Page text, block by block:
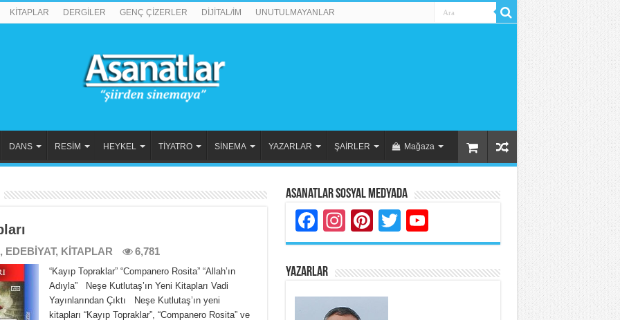
KİTAPLAR DERGİLER GENÇ ÇİZERLER DİJİTAL/İM UNUTULMAYANLAR
DANS RESİM HEYKEL TİYATRO SİNEMA YAZARLAR ŞAİRLER Mağaza
, EDEBİYAT, KİTAPLAR 6,781
“Kayıp Topraklar” “Companero Rosita” “Allah’ın
Adıyla” Neşe Kutlutaş’ın Yeni Kitapları Vadi
Yayınlarından Çıktı Neşe Kutlutaş’ın yeni
kitapları “Kayıp Topraklar”, “Companero Rosita” ve
Asanatlar Sosyal Medyada
Facebook
Instagram
Pinterest
Twitter
YAZARLAR